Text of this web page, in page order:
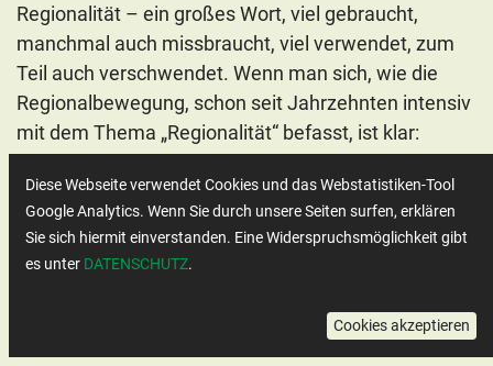
Regionalität – ein großes Wort, viel gebraucht,
manchmal auch missbraucht, viel verwendet, zum
Teil auch verschwendet. Wenn man sich, wie die
Regionalbewegung, schon seit Jahrzehnten intensiv
mit dem Thema „Regionalität“ befasst, ist klar:
Ort einkaufen“.
Diese Webseite verwendet Cookies und das Webstatistiken-Tool
Google Analytics. Wenn Sie durch unsere Seiten surfen, erklären
Sie sich hiermit einverstanden. Eine Widerspruchsmöglichkeit gibt
es unter DATENSCHUTZ.
Cookies akzeptieren